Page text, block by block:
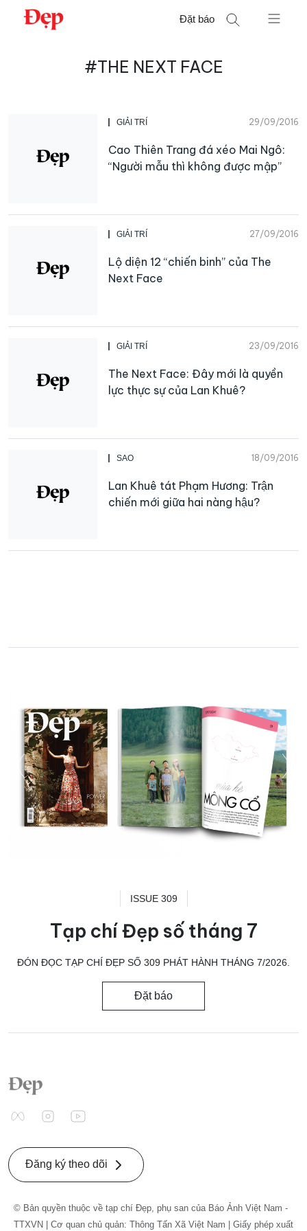
Chuyển
Đặt báo
#THE NEXT FACE
GIẢI TRÍ 29/09/2016
Cao Thiên Trang đá xéo Mai Ngô:
“Người mẫu thì không được mập”
GIẢI TRÍ 27/09/2016
Lộ diện 12 “chiến binh” của The
Next Face
GIẢI TRÍ 23/09/2016
The Next Face: Đây mới là quyền
lực thực sự của Lan Khuê?
SAO 18/09/2016
Lan Khuê tát Phạm Hương: Trận
chiến mới giữa hai nàng hậu?
ISSUE 309
Tạp chí Đẹp số tháng 7
ĐÓN ĐỌC TẠP CHÍ ĐẸP SỐ 309 PHÁT HÀNH THÁNG 7/2026.
Đặt báo
Đăng ký theo dõi
© Bản quyền thuộc về tạp chí Đẹp, phụ san của Báo Ảnh Việt Nam -
TTXVN | Cơ quan chủ quản: Thông Tấn Xã Việt Nam | Giấy phép xuất